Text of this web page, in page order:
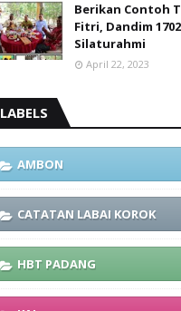
Berikan Contoh
Fitri, Dandim
Silaturahmi
April 22, 2023
LABELS
AMBON
CATATAN LABAI KOROK
HBT PADANG